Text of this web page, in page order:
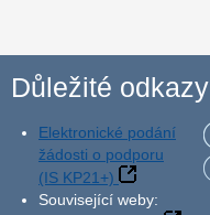
Důležité odkazy
Elektronické podání
žádosti o podporu
(IS KP21+)
Související weby: